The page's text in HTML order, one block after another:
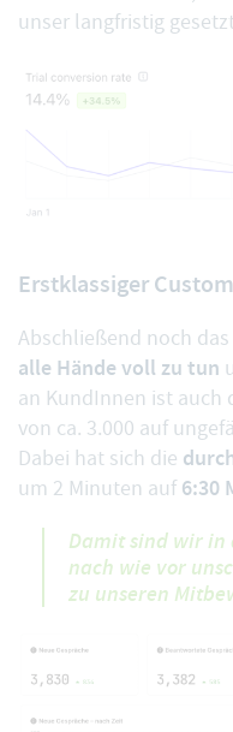
unser langfristig
Erstklassiger
Abschließend noch
alle Hände voll zu tun
an KundInnen ist auch
von ca. 3.000 auf
Dabei hat sich die
um 2 Minuten auf 6:30
Damit sind wir in
nach wie vor
zu unseren